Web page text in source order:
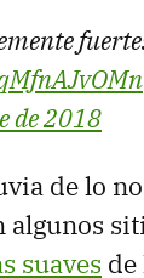
de 2018
de lo
algunos
suaves de